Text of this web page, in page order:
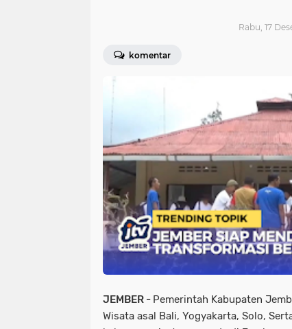
Rabu, 17
komentar
JEMBER - Pemerintah Kabupaten
Wisata asal Bali, Yogyakarta, Solo,